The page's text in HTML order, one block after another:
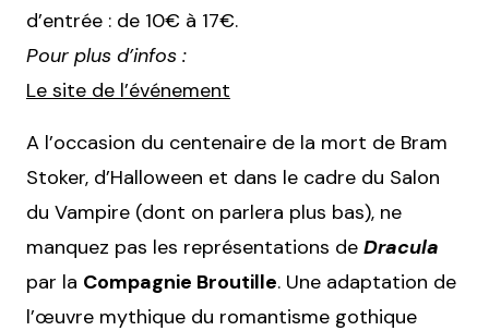
d’entrée : de 10€ à 17€.
Pour plus d’infos :
Le site de l’événement
A l’occasion du centenaire de la mort de Bram
Stoker, d’Halloween et dans le cadre du Salon
du Vampire (dont on parlera plus bas), ne
manquez pas les représentations de Dracula
par la Compagnie Broutille. Une adaptation de
l’œuvre mythique du romantisme gothique